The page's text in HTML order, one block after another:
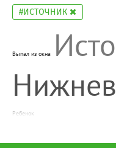
#ИСТОЧНИК
Выпал из окна
Ребенок